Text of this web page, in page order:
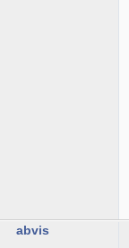
abvis